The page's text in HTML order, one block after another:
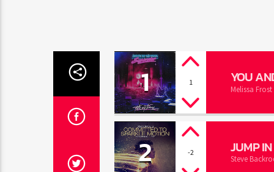
1 1 YOU
Melissa Frost
2 -2 JUMP
Steve